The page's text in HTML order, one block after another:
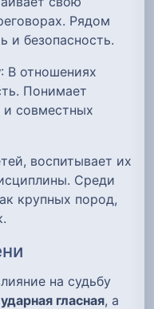
Рядом
и безопасность.
: В отношениях
Понимает
и совместных
воспитывает их
Среди
крупных пород,
на судьбу
ударная гласная, а